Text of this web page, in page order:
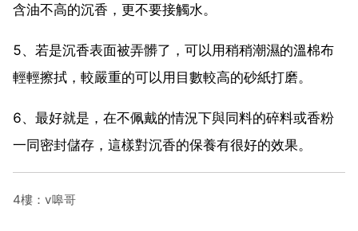
含油不高的沉香，更不要接觸水。
5、若是沉香表面被弄髒了，可以用稍稍潮濕的溫棉布
輕輕擦拭，較嚴重的可以用目數較高的砂紙打磨。
6、最好就是，在不佩戴的情況下與同料的碎料或香粉
一同密封儲存，這樣對沉香的保養有很好的效果。
4樓：v嗥哥